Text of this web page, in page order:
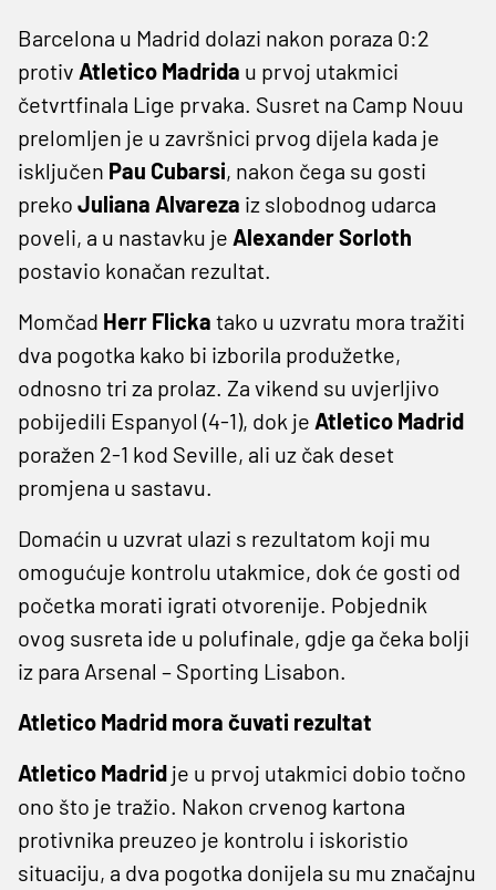
Barcelona u Madrid dolazi nakon poraza 0:2
protiv Atletico Madrida u prvoj utakmici
četvrtfinala Lige prvaka. Susret na Camp Nouu
prelomljen je u završnici prvog dijela kada je
isključen Pau Cubarsi, nakon čega su gosti
preko Juliana Alvareza iz slobodnog udarca
poveli, a u nastavku je Alexander Sorloth
postavio konačan rezultat.
Momčad Herr Flicka tako u uzvratu mora tražiti
dva pogotka kako bi izborila produžetke,
odnosno tri za prolaz. Za vikend su uvjerljivo
pobijedili Espanyol (4-1), dok je Atletico Madrid
poražen 2-1 kod Seville, ali uz čak deset
promjena u sastavu.
Domaćin u uzvrat ulazi s rezultatom koji mu
omogućuje kontrolu utakmice, dok će gosti od
početka morati igrati otvorenije. Pobjednik
ovog susreta ide u polufinale, gdje ga čeka bolji
iz para Arsenal – Sporting Lisabon.
Atletico Madrid mora čuvati rezultat
Atletico Madrid je u prvoj utakmici dobio točno
ono što je tražio. Nakon crvenog kartona
protivnika preuzeo je kontrolu i iskoristio
situaciju, a dva pogotka donijela su mu značajnu